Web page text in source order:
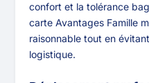
confort et la tolérance
carte Avantages Famille
raisonnable tout en
logistique.